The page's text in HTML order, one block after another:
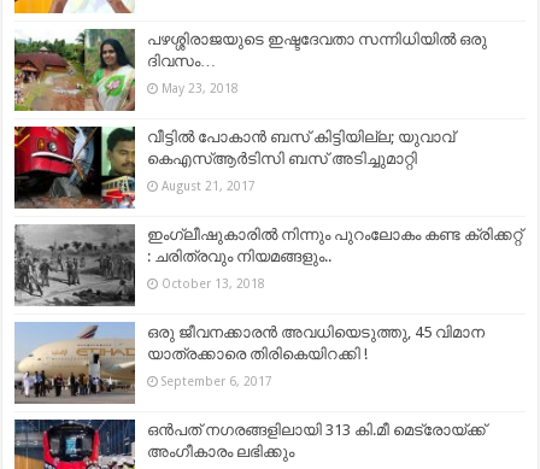
പഴശ്ശിരാജയുടെ ഇഷ്ടദേവതാ സന്നിധിയിൽ ഒരു
ദിവസം…
May 23, 2018
വീട്ടില്‍ പോകാന്‍ ബസ് കിട്ടിയില്ല; യുവാവ്
കെഎസ്ആര്‍ടിസി ബസ് അടിച്ചുമാറ്റി
August 21, 2017
ഇംഗ്ലീഷുകാരിൽ നിന്നും പുറംലോകം കണ്ട ക്രിക്കറ്റ്
: ചരിത്രവും നിയമങ്ങളും..
October 13, 2018
ഒരു ജീവനക്കാരൻ അവധിയെടുത്തു, 45 വിമാന
യാത്രക്കാരെ തിരികെയിറക്കി !
September 6, 2017
ഒന്‍പത് നഗരങ്ങളിലായി 313 കി.മീ മെട്രോയ്ക്ക്
അംഗീകാരം ലഭിക്കും